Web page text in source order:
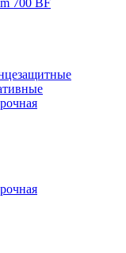
700 BF